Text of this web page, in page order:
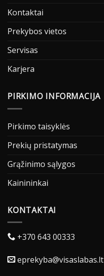
Kontaktai
Prekybos vietos
Servisas
Karjera
PIRKIMO INFORMACIJA
Pirkimo taisyklės
Prekių pristatymas
Grąžinimo sąlygos
Kainininkai
KONTAKTAI
+370 643 00333
eprekyba@visaslabas.lt